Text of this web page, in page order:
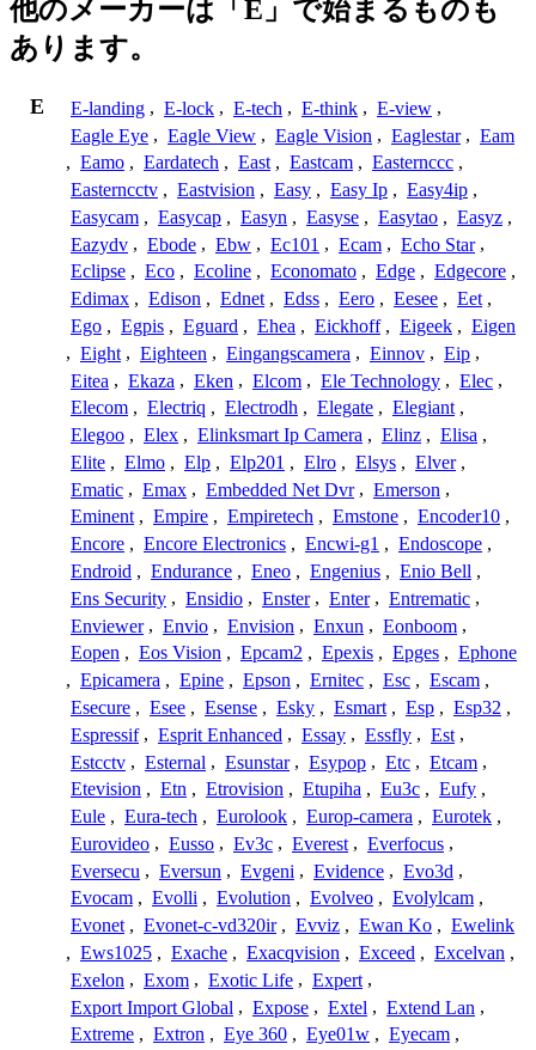
他のメーカーは「E」で始まるものも
あります。
E E-landing , E-lock , E-tech , E-think , E-view ,
Eagle Eye , Eagle View , Eagle Vision , Eaglestar , Eam
, Eamo , Eardatech , East , Eastcam , Easternccc ,
Easterncctv , Eastvision , Easy , Easy Ip , Easy4ip ,
Easycam , Easycap , Easyn , Easyse , Easytao , Easyz ,
Eazydv , Ebode , Ebw , Ec101 , Ecam , Echo Star ,
Eclipse , Eco , Ecoline , Economato , Edge , Edgecore ,
Edimax , Edison , Ednet , Edss , Eero , Eesee , Eet ,
Ego , Egpis , Eguard , Ehea , Eickhoff , Eigeek , Eigen
, Eight , Eighteen , Eingangscamera , Einnov , Eip ,
Eitea , Ekaza , Eken , Elcom , Ele Technology , Elec ,
Elecom , Electriq , Electrodh , Elegate , Elegiant ,
Elegoo , Elex , Elinksmart Ip Camera , Elinz , Elisa ,
Elite , Elmo , Elp , Elp201 , Elro , Elsys , Elver ,
Ematic , Emax , Embedded Net Dvr , Emerson ,
Eminent , Empire , Empiretech , Emstone , Encoder10 ,
Encore , Encore Electronics , Encwi-g1 , Endoscope ,
Endroid , Endurance , Eneo , Engenius , Enio Bell ,
Ens Security , Ensidio , Enster , Enter , Entrematic ,
Enviewer , Envio , Envision , Enxun , Eonboom ,
Eopen , Eos Vision , Epcam2 , Epexis , Epges , Ephone
, Epicamera , Epine , Epson , Ernitec , Esc , Escam ,
Esecure , Esee , Esense , Esky , Esmart , Esp , Esp32 ,
Espressif , Esprit Enhanced , Essay , Essfly , Est ,
Estcctv , Esternal , Esunstar , Esypop , Etc , Etcam ,
Etevision , Etn , Etrovision , Etupiha , Eu3c , Eufy ,
Eule , Eura-tech , Eurolook , Europ-camera , Eurotek ,
Eurovideo , Eusso , Ev3c , Everest , Everfocus ,
Eversecu , Eversun , Evgeni , Evidence , Evo3d ,
Evocam , Evolli , Evolution , Evolveo , Evolylcam ,
Evonet , Evonet-c-vd320ir , Evviz , Ewan Ko , Ewelink
, Ews1025 , Exache , Exacqvision , Exceed , Excelvan ,
Exelon , Exom , Exotic Life , Expert ,
Export Import Global , Expose , Extel , Extend Lan ,
Extreme , Extron , Eye 360 , Eye01w , Eyecam ,